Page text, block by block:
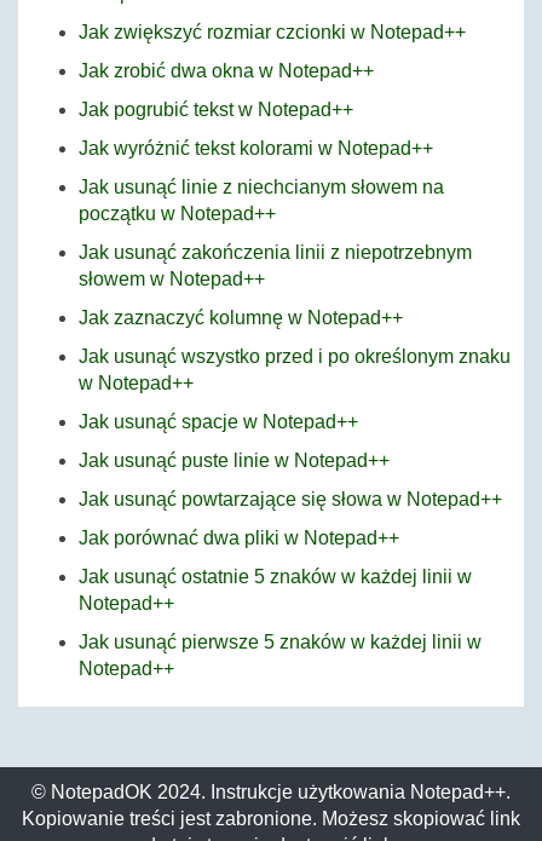
Jak zwiększyć rozmiar czcionki w Notepad++
Jak zrobić dwa okna w Notepad++
Jak pogrubić tekst w Notepad++
Jak wyróżnić tekst kolorami w Notepad++
Jak usunąć linie z niechcianym słowem na
początku w Notepad++
Jak usunąć zakończenia linii z niepotrzebnym
słowem w Notepad++
Jak zaznaczyć kolumnę w Notepad++
Jak usunąć wszystko przed i po określonym znaku
w Notepad++
Jak usunąć spacje w Notepad++
Jak usunąć puste linie w Notepad++
Jak usunąć powtarzające się słowa w Notepad++
Jak porównać dwa pliki w Notepad++
Jak usunąć ostatnie 5 znaków w każdej linii w
Notepad++
Jak usunąć pierwsze 5 znaków w każdej linii w
Notepad++
© NotepadOK 2024. Instrukcje użytkowania Notepad++.
Kopiowanie treści jest zabronione. Możesz skopiować link